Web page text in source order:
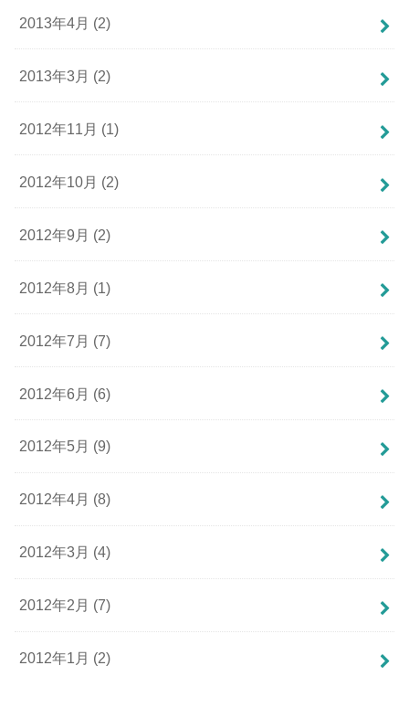
2013年4月 (2)
2013年3月 (2)
2012年11月 (1)
2012年10月 (2)
2012年9月 (2)
2012年8月 (1)
2012年7月 (7)
2012年6月 (6)
2012年5月 (9)
2012年4月 (8)
2012年3月 (4)
2012年2月 (7)
2012年1月 (2)